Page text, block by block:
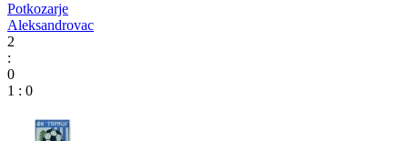
Potkozarje
Aleksandrovac
2
:
0
1 : 0